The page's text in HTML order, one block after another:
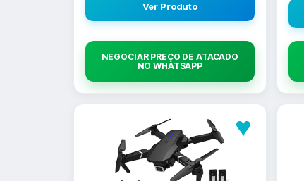
Ver Produto
NEGOCIAR PREÇO DE ATACADO
NO WHATSAPP
♥